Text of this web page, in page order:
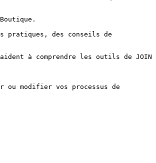
ou modifier vos processus de